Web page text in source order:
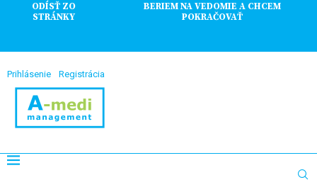
ODÍSŤ ZO
STRÁNKY
BERIEM NA VEDOMIE A CHCEM
POKRAČOVAŤ
Prihlásenie Registrácia